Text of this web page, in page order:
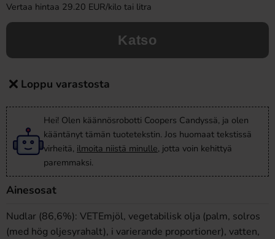
Vertaa hintaa 29.20 EUR/kilo tai litra
Katso
Loppu varastosta
Hei! Olen käännösrobotti Coopers Candyssä, ja olen
kääntänyt tämän tuotetekstin. Jos huomaat tekstissä
virheitä, ilmoita niistä minulle, jotta voin kehittyä
paremmaksi.
Ainesosat
Nudlar (86,6%): VETEmjöl, vegetabilisk olja (palm, solros
(med hög oljesyrahalt), i varierande proportioner), vatten,